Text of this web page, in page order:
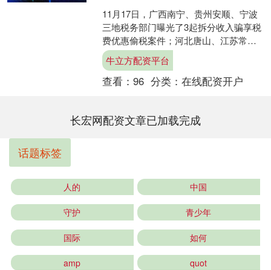
11月17日，广西南宁、贵州安顺、宁波
三地税务部门曝光了3起拆分收入骗享税
费优惠偷税案件；河北唐山、江苏常
州、海南三地税务部门曝光了3起骗取增
值税留抵退税案件。....
牛立方配资平台
查看： 96 分类： 在线配资开户
长宏网配资文章已加载完成
话题标签
人的 中国
守护 青少年
国际 如何
amp quot